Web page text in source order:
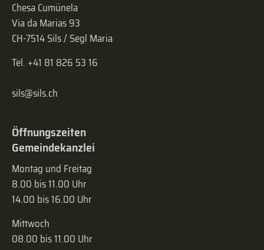
Chesa Cumünela
Via da Marias 93
CH-7514 Sils / Segl Maria
Tel. +41 81 826 53 16
sils@sils.ch
Öffnungszeiten
Gemeindekanzlei
Montag und Freitag
8.00 bis 11.00 Uhr
14.00 bis 16.00 Uhr
Mittwoch
08.00 bis 11.00 Uhr